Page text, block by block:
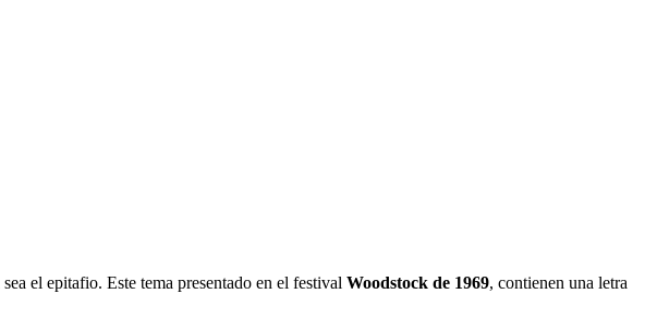
sea el epitafio. Este tema presentado en el festival Woodstock de 1969, contienen una letra